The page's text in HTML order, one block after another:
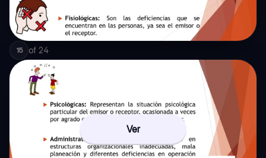
15 of 24
Ver